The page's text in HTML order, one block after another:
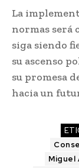
La
normas será
siga siendo
su ascenso
su promesa
hacia un
Miguel